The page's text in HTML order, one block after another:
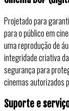
Projetado para
para o público em
uma reprodução de
integridade criativa
segurança para
cinemas autorizados
Suporte e